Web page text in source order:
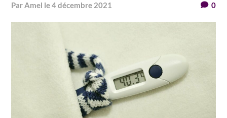
par Amel le 4 décembre 2021 0